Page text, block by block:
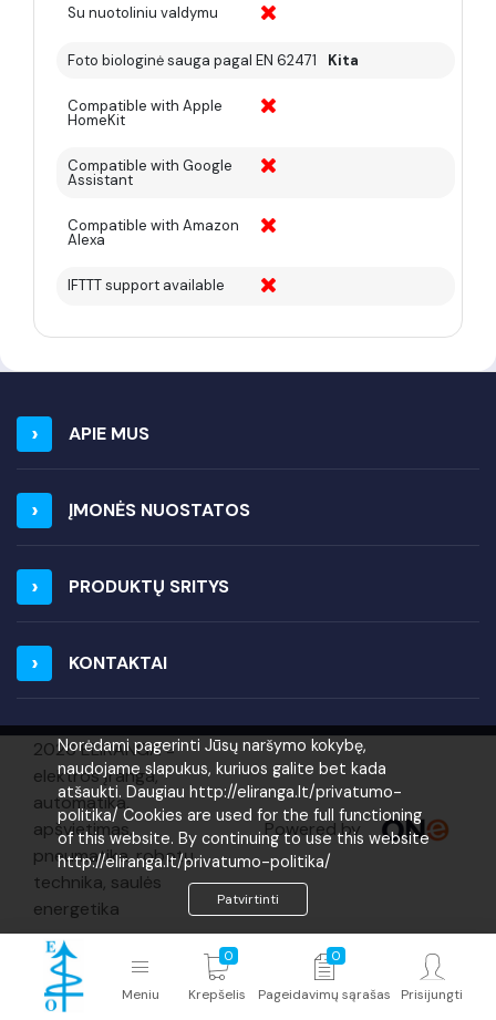
Norėdami pagerinti Jūsų naršymo kokybę,
naudojame slapukus, kuriuos galite bet kada
atšaukti. Daugiau http://eliranga.lt/privatumo-
politika/ Cookies are used for the full functioning
of this website. By continuing to use this website
http://eliranga.lt/privatumo-politika/
Patvirtinti
Su nuotoliniu valdymu
Foto biologinė sauga pagal EN 62471 Kita
Compatible with Apple
HomeKit
Compatible with Google
Assistant
Compatible with Amazon
Alexa
IFTTT support available
APIE MUS
ĮMONĖS NUOSTATOS
PRODUKTŲ SRITYS
KONTAKTAI
2026 ELIRANGA =
elektros įranga,
automatika,
apšvietimas,
pneumatika, robotų
technika, saulės
energetika
Powered by
Meniu
0
Krepšelis
0
Pageidavimų sąrašas Prisijungti